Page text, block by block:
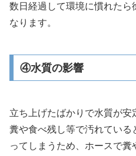
数日経過して環境に慣れたら
なります。
④水質の影響
立ち上げたばかりで水質が
糞や食べ残し等で汚れてい
ってしまうため、ホースで